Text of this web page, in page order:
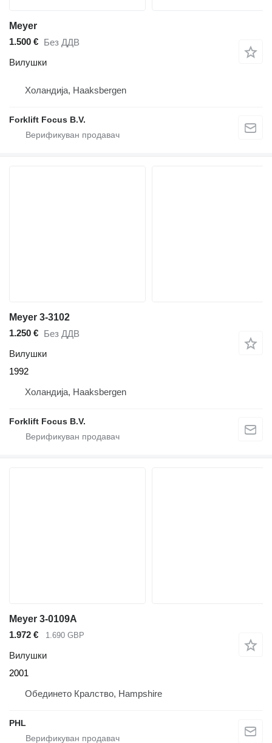
Meyer
1.500 € Без ДДВ
Вилушки
Холандија, Haaksbergen
Forklift Focus B.V.
Meyer 3-3102
1.250 € Без ДДВ
Вилушки
1992
Холандија, Haaksbergen
Forklift Focus B.V.
Meyer 3-0109A
1.972 €
1.690 GBP
Вилушки
2001
Обединето Кралство, Hampshire
PHL